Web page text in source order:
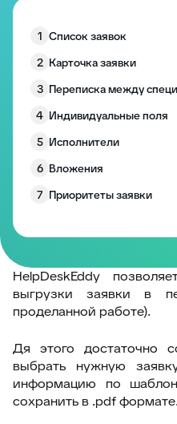
1 Список заявок
2 Карточка заявки
3 Переписка между
4 Индивидуальные поля
5 Исполнители
6 Вложения
7 Приоритеты заявки
10 Поиск, Фильтр,
11 Фильтрация заявок
13 Учёт трудозатрат
14 Шаблоны ответов
15 Заморозка заявок
HelpDeskEddy
выгрузки заявки в
проделанной работе).
Дя этого достаточно
выбрать нужную
информацию по
сохранить в .pdf